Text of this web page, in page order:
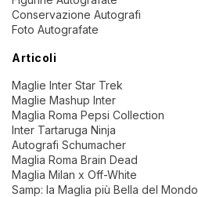
Conservazione Autografi
Foto Autografate
Articoli
Maglie Inter Star Trek
Maglie Mashup Inter
Maglia Roma Pepsi Collection
Inter Tartaruga Ninja
Autografi Schumacher
Maglia Roma Brain Dead
Maglia Milan x Off-White
Samp: la Maglia più Bella del Mondo